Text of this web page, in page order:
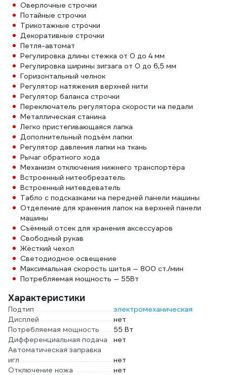
Оверлочные строчки
Потайные строчки
Трикотажные строчки
Декоративные строчки
Петля-автомат
Регулировка длины стежка от 0 до 4 мм
Регулировка ширины зигзага от 0 до 6,5 мм
Горизонтальный челнок
Регулятор натяжения верхней нити
Регулятор баланса строчки
Переключатель регулятора скорости на педали
Металлическая станина
Легко пристегивающаяся лапка
Дополнительный подъём лапки
Регулятор давления лапки на ткань
Рычаг обратного хода
Механизм отключения нижнего транспортёра
Встроенный нитеобрезатель
Встроенный нитевдеватель
Табло с подсказками на передней панели машины
Отделение для хранения лапок на верхней панели
машины
Съёмный отсек для хранения аксессуаров
Свободный рукав
Жёсткий чехол
Светодиодное освещение
Максимальная скорость шитья — 800 ст./мин
Потребляемая мощность — 55Вт
Характеристики
Подтип
электромеханическая
Дисплей
нет
Потребляемая мощность
55 Вт
Дифференциальная подача
нет
Автоматическая заправка
игл
нет
Отключение ножа
нет